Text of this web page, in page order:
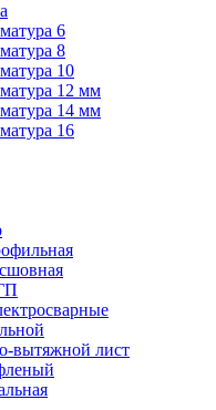
6
8
10
12 мм
14 мм
16
вытяжной лист